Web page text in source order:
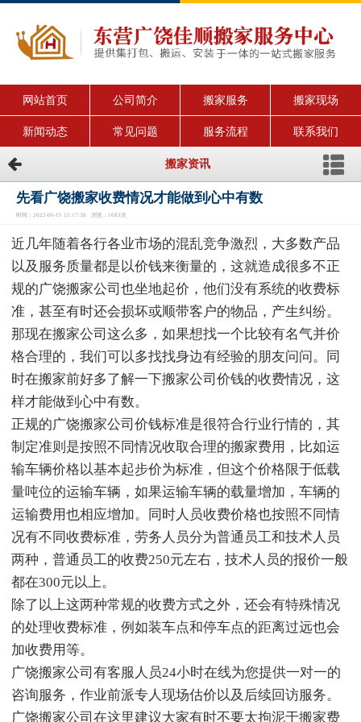
网站首页 公司简介 搬家服务 搬家现场
新闻动态 常见问题 服务流程 联系我们
搬家资讯
先看广饶搬家收费情况才能做到心中有数
时间：2022-06-15 15:17:38 浏览：1683次
近几年随着各行各业市场的混乱竞争激烈，大多数产品
以及服务质量都是以价钱来衡量的，这就造成很多不正
规的广饶搬家公司也坐地起价，他们没有系统的收费标
准，甚至有时还会损坏或顺带客户的物品，产生纠纷。
那现在搬家公司这么多，如果想找一个比较有名气并价
格合理的，我们可以多找找身边有经验的朋友问问。同
时在搬家前好多了解一下搬家公司价钱的收费情况，这
样才能做到心中有数。
正规的广饶搬家公司价钱标准是很符合行业行情的，其
制定准则是按照不同情况收取合理的搬家费用，比如运
输车辆价格以基本起步价为标准，但这个价格限于低载
量吨位的运输车辆，如果运输车辆的载量增加，车辆的
运输费用也相应增加。同时人员收费价格也按照不同情
况有不同收费标准，劳务人员分为普通员工和技术人员
两种，普通员工的收费250元左右，技术人员的报价一般
都在300元以上。
除了以上这两种常规的收费方式之外，还会有特殊情况
的处理收费标准，例如装车点和停车点的距离过远也会
加收费用等。
广饶搬家公司有客服人员24小时在线为您提供一对一的
咨询服务，作业前派专人现场估价以及后续回访服务。
广饶搬家公司在这里建议大家有时不要太拘泥于搬家费